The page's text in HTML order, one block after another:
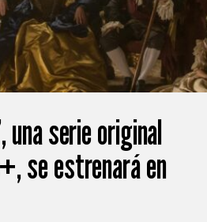
una serie original
se estrenará en